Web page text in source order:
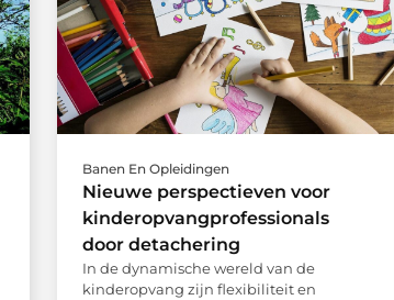
Banen En Opleidingen
Nieuwe perspectieven voor
kinderopvangprofessionals
door detachering
In de dynamische wereld van de
kinderopvang zijn flexibiliteit en